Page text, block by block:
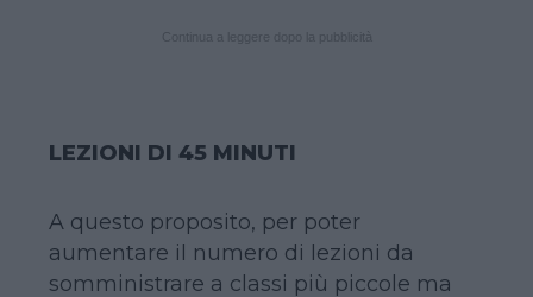
LEZIONI DI 45 MINUTI
A questo proposito, per poter
aumentare il numero di lezioni da
somministrare a classi più piccole ma